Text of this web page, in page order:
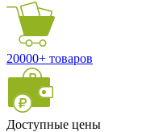
20000+ товаров
Доступные цены